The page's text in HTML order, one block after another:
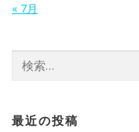
« 7月
検索:
最近の投稿